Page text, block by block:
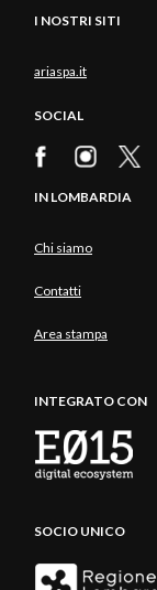
I NOSTRI SITI
ariaspa.it
SOCIAL
IN LOMBARDIA
Chi siamo
Contatti
Area stampa
INTEGRATO CON
SOCIO UNICO